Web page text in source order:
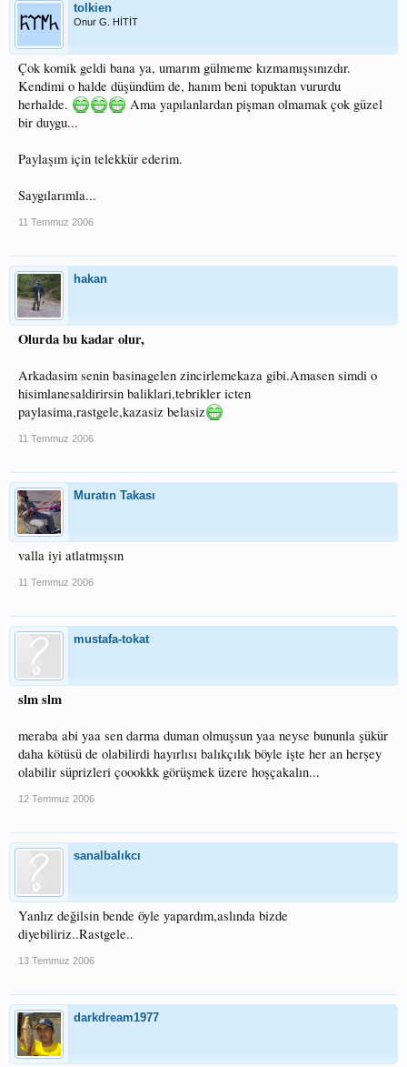
tolkien
Onur G. HİTİT
Çok komik geldi bana ya, umarım gülmeme kızmamışsınızdır.
Kendimi o halde düşündüm de, hanım beni topuktan vururdu
herhalde.
Ama yapılanlardan pişman olmamak çok güzel
bir duygu...
Paylaşım için telekkür ederim.
Saygılarımla...
11 Temmuz 2006
hakan
Olurda bu kadar olur,
Arkadasim senin basinagelen zincirlemekaza gibi.Amasen simdi o
hisimlanesaldirirsin baliklari,tebrikler icten
paylasima,rastgele,kazasiz belasiz
11 Temmuz 2006
Muratın Takası
valla iyi atlatmışsın
11 Temmuz 2006
mustafa-tokat
slm slm
meraba abi yaa sen darma duman olmuşsun yaa neyse bununla şükür
daha kötüsü de olabilirdi hayırlısı balıkçılık böyle işte her an herşey
olabilir süprizleri çoookkk görüşmek üzere hoşçakalın...
12 Temmuz 2006
sanalbalıkcı
Yanlız değilsin bende öyle yapardım,aslında bizde
diyebiliriz..Rastgele..
13 Temmuz 2006
darkdream1977